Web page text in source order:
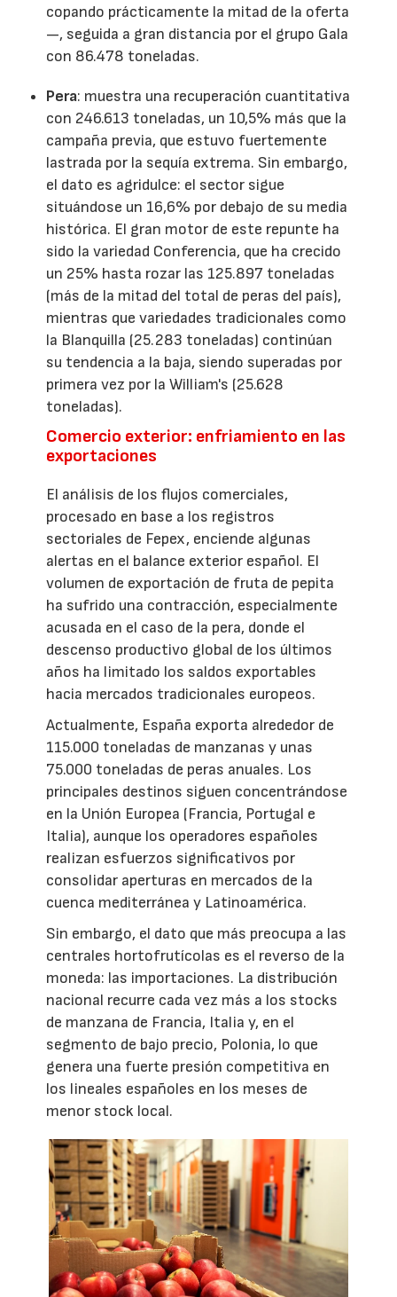
copando prácticamente la mitad de la oferta
—, seguida a gran distancia por el grupo Gala
con 86.478 toneladas.
Pera: muestra una recuperación cuantitativa
con 246.613 toneladas, un 10,5% más que la
campaña previa, que estuvo fuertemente
lastrada por la sequía extrema. Sin embargo,
el dato es agridulce: el sector sigue
situándose un 16,6% por debajo de su media
histórica. El gran motor de este repunte ha
sido la variedad Conferencia, que ha crecido
un 25% hasta rozar las 125.897 toneladas
(más de la mitad del total de peras del país),
mientras que variedades tradicionales como
la Blanquilla (25.283 toneladas) continúan
su tendencia a la baja, siendo superadas por
primera vez por la William's (25.628
toneladas).
Comercio exterior: enfriamiento en las
exportaciones
El análisis de los flujos comerciales,
procesado en base a los registros
sectoriales de Fepex, enciende algunas
alertas en el balance exterior español. El
volumen de exportación de fruta de pepita
ha sufrido una contracción, especialmente
acusada en el caso de la pera, donde el
descenso productivo global de los últimos
años ha limitado los saldos exportables
hacia mercados tradicionales europeos.
Actualmente, España exporta alrededor de
115.000 toneladas de manzanas y unas
75.000 toneladas de peras anuales. Los
principales destinos siguen concentrándose
en la Unión Europea (Francia, Portugal e
Italia), aunque los operadores españoles
realizan esfuerzos significativos por
consolidar aperturas en mercados de la
cuenca mediterránea y Latinoamérica.
Sin embargo, el dato que más preocupa a las
centrales hortofrutícolas es el reverso de la
moneda: las importaciones. La distribución
nacional recurre cada vez más a los stocks
de manzana de Francia, Italia y, en el
segmento de bajo precio, Polonia, lo que
genera una fuerte presión competitiva en
los lineales españoles en los meses de
menor stock local.